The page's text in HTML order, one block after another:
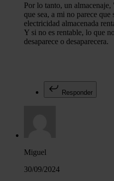
Por lo tanto, un
que sea, a mi no parece que
electricidad almacenada
Y si no es rentable, lo que
desaparece o desaparecera.
Responder
Miguel
30/09/2024